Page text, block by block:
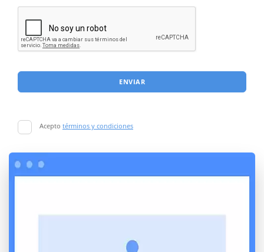
ENVIAR
Acepto términos y condiciones